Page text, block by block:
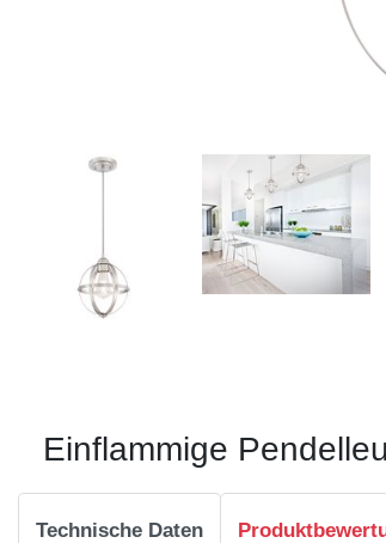
Einflammige
Technische Daten